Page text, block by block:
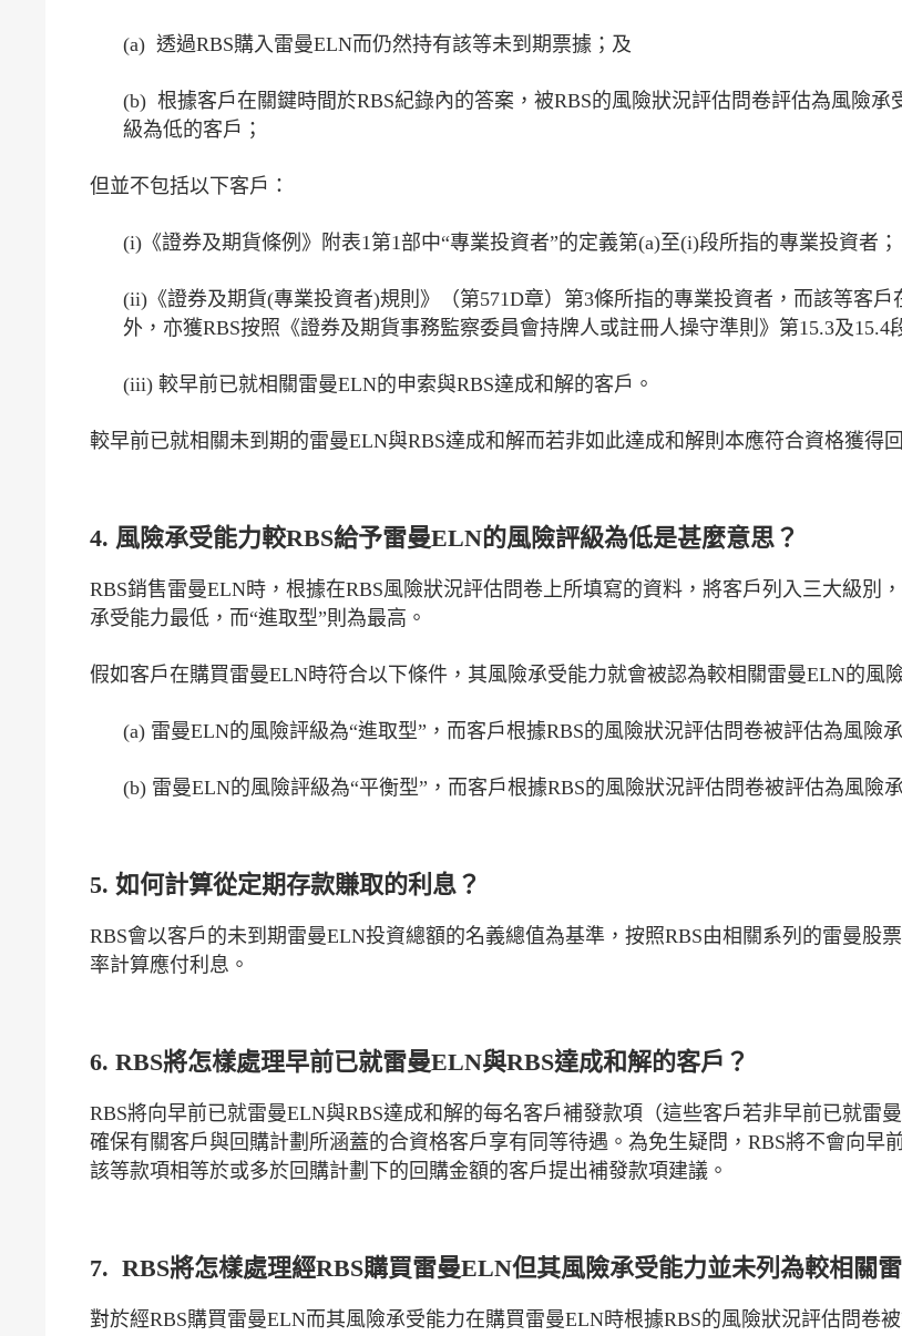
(a) 透過RBS購入雷曼ELN而仍然持有該等未到期票據；及
(b) 根據客戶在關鍵時間於RBS紀錄內的答案，被RBS的風險狀況評估問卷評估為風險
級為低的客戶；
但並不包括以下客戶：
(i)《證券及期貨條例》附表1第1部中“專業投資者”的定義第(a)至(i)段所指的專業投資者；
(ii)《證券及期貨(專業投資者)規則》（第571D章）第3條所指的專業投資者，而該等客
外，亦獲RBS按照《證券及期貨事務監察委員會持牌人或註冊人操守準則》第15.3及
(iii) 較早前已就相關雷曼ELN的申索與RBS達成和解的客戶。
較早前已就相關未到期的雷曼ELN與RBS達成和解而若非如此達成和解則本應符合資格獲得
4. 風險承受能力較RBS給予雷曼ELN的風險評級為低是甚麼意思？
RBS銷售雷曼ELN時，根據在RBS風險狀況評估問卷上所填寫的資料，將客戶列入三大級別
承受能力最低，而“進取型”則為最高。
假如客戶在購買雷曼ELN時符合以下條件，其風險承受能力就會被認為較相關雷曼ELN的風
(a) 雷曼ELN的風險評級為“進取型”，而客戶根據RBS的風險狀況評估問卷被評估為風險
(b) 雷曼ELN的風險評級為“平衡型”，而客戶根據RBS的風險狀況評估問卷被評估為風險
5. 如何計算從定期存款賺取的利息？
RBS會以客戶的未到期雷曼ELN投資總額的名義總值為基準，按照RBS由相關系列的雷曼股
率計算應付利息。
6. RBS將怎樣處理早前已就雷曼ELN與RBS達成和解的客戶？
RBS將向早前已就雷曼ELN與RBS達成和解的每名客戶補發款項（這些客戶若非早前已就雷
確保有關客戶與回購計劃所涵蓋的合資格客戶享有同等待遇。為免生疑問，RBS將不會向早
該等款項相等於或多於回購計劃下的回購金額的客戶提出補發款項建議。
7. RBS將怎樣處理經RBS購買雷曼ELN但其風險承受能力並未列為較相關
對於經RBS購買雷曼ELN而其風險承受能力在購買雷曼ELN時根據RBS的風險狀況評估問卷